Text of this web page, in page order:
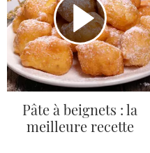
Pâte à beignets : la
meilleure recette